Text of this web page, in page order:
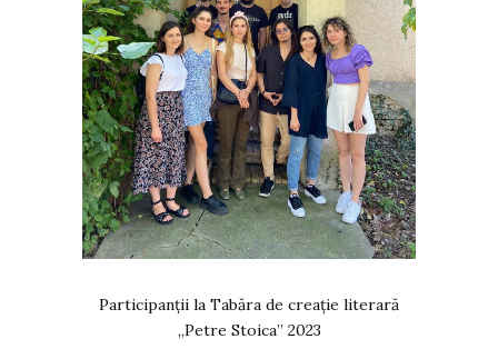
Participanții la Tabăra de creație literară
„Petre Stoica” 2023